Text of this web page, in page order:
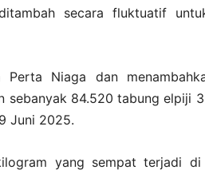
secara fluktuatif
Perta Niaga dan
sebanyak 84.520 tabung elpiji
Juni 2025.
yang sempat terjadi di